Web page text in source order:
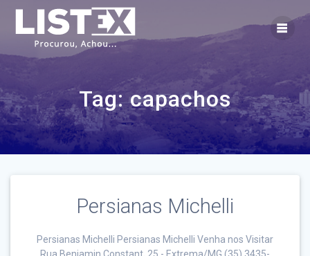
content
Tag:capachos
Persianas Michelli
Persianas Michelli Persianas Michelli Venha nos Visitar